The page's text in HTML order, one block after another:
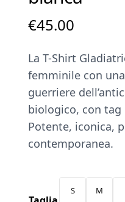
€45.00
La T-Shirt
femminile con
guerriere
biologico, con tag
Potente, iconica,
contemporanea.
S M